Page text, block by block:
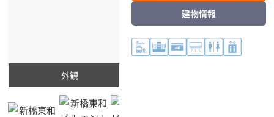
外観
建物情報